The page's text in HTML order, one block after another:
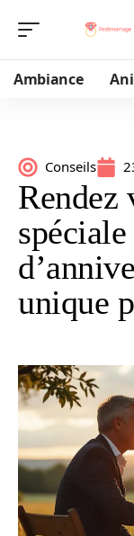
Ambiance
Conseils
Rendez
unique